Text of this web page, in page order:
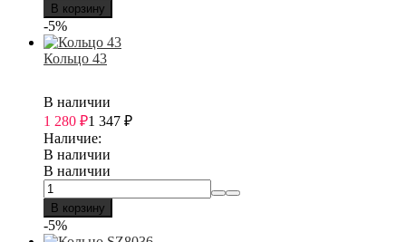
В корзину
-5%
Кольцо 43
В наличии
1 280 ₽1 347 ₽
Наличие:
В наличии
В наличии
В корзину
-5%